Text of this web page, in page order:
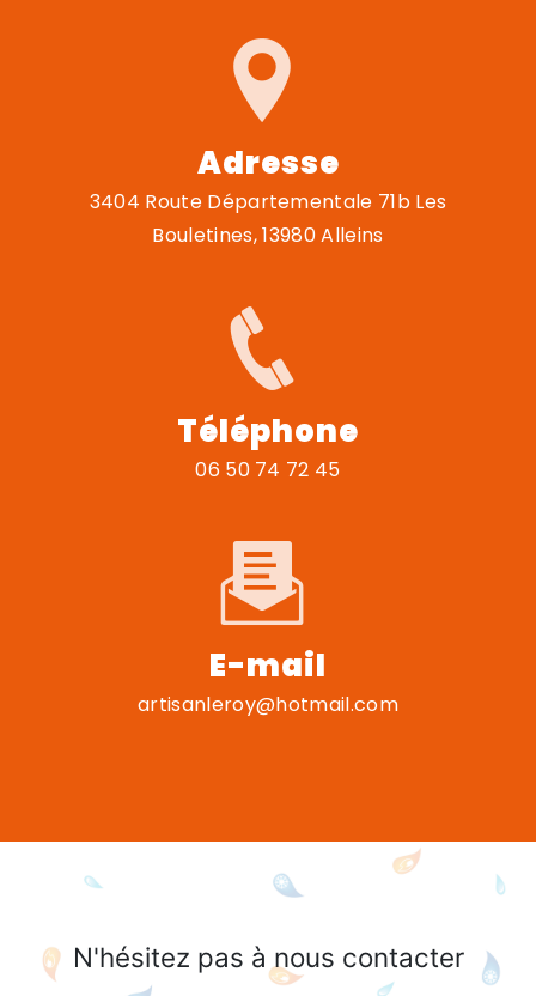
Adresse
3404 Route Départementale 71b Les
Bouletines, 13980 Alleins
Téléphone
06 50 74 72 45
E-mail
artisanleroy@hotmail.com
N'hésitez pas à nous contacter